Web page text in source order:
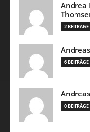
Andrea
2 BEITRÄGE
6 BEITRÄGE
0 BEITRÄGE